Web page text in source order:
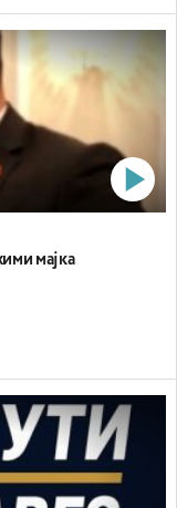
мајка